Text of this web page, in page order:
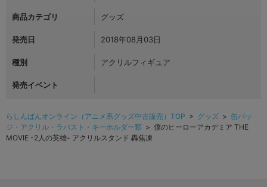
商品カテゴリ グッズ
発売日 2018年08月03日
種別 アクリルフィギュア
発売イベント
らしんばんオンライン（アニメ系グッズ中古販売）TOP > グッズ > 缶バッ
ジ・アクリル・ラバスト・キーホルダー類 > 僕のヒーローアカデミア THE
MOVIE -2人の英雄- アクリルスタンド 轟焦凍